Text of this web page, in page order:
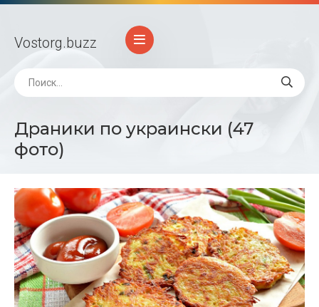
Vostorg.buzz
Драники по украински (47
фото)